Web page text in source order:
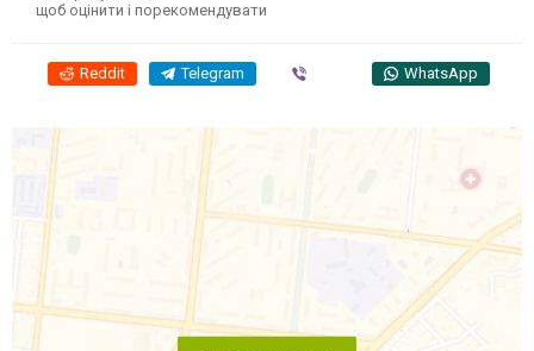
щоб оцінити і порекомендувати
Reddit Telegram WhatsApp